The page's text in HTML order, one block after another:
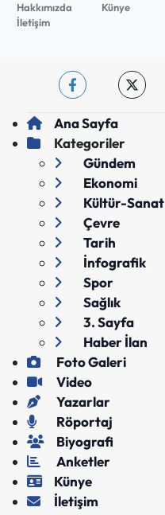
Hakkımızda
Künye
İletişim
Ana Sayfa
Kategoriler
Gündem
Ekonomi
Kültür-Sanat
Çevre
Tarih
İnfografik
Spor
Sağlık
3. Sayfa
Haber İlan
Foto Galeri
Video
Yazarlar
Röportaj
Biyografi
Anketler
Künye
İletişim